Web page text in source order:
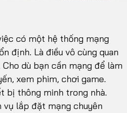
có một hệ thống mạng
định. Là điều vô cùng quan
dù bạn cần mạng để làm
xem phim, chơi game.
bị thông minh trong nhà.
lắp đặt mạng chuyên